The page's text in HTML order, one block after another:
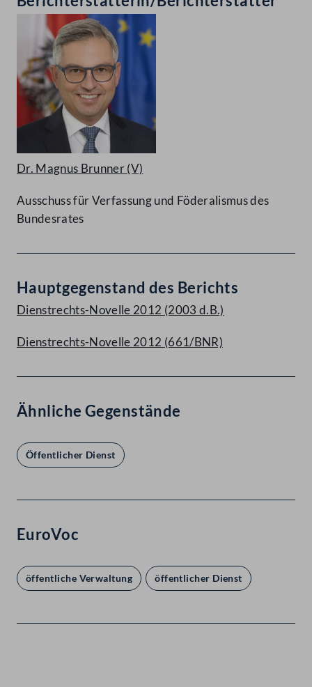
Dr. Magnus Brunner(V)
Ausschuss für Verfassung und Föderalismus des
Bundesrates
Hauptgegenstand des Berichts
Dienstrechts-Novelle 2012 (2003 d.B.)
Dienstrechts-Novelle 2012 (661/BNR)
Ähnliche Gegenstände
Öffentlicher Dienst
EuroVoc
öffentliche Verwaltung öffentlicher Dienst